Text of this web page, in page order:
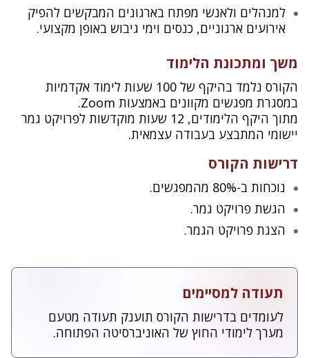
למנהלים ולאנשי מפתח בארגונים המבקשים להפיק
אירועים ארגוניים, כנסים וימי גיבוש באופן מקצועי.
משך ומתכונת הלימוד
הקורס נלמד בהיקף של 100 שעות לימוד אקדמיות
במסגרת מפגשים מקוונים באמצעות Zoom.
מתוך היקף הלימודים, 12 שעות מוקדשות לפרויקט גמר
יישומי המתבצע בעבודה עצמאית.
דרישות הקורס
נוכחות ב-80% מהמפגשים.
הגשת פרויקט גמר.
הצגת פרויקט הגמר.
תעודה למסיימים
לעומדים בדרישות הקורס תוענק תעודה מטעם
מערך לימודי החוץ של האוניברסיטה הפתוחה.